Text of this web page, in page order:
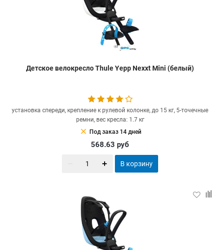
Детское велокресло Thule Yepp Nexxt Mini (белый)
установка спереди, крепление к рулевой колонке, до 15 кг, 5-точечные
ремни, вес кресла: 1.7 кг
clear Под заказ 14 дней
568.63 руб
В корзину